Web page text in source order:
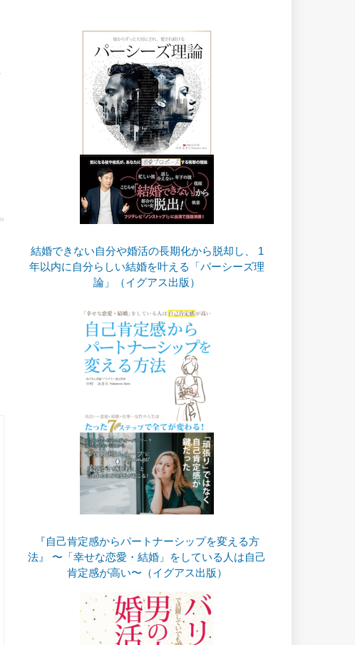
結婚できない自分や婚活の長期化から脱却し、 1
年以内に自分らしい結婚を叶える「パーシーズ理
論」（イグアス出版）
『自己肯定感からパートナーシップを変える方
法』 〜「幸せな恋愛・結婚」をしている人は自己
肯定感が高い〜（イグアス出版）